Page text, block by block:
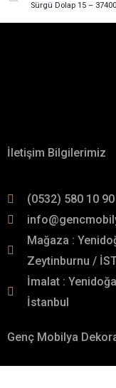
Sürgü Dolap 15 –
İletişim Bilgilerimiz
(0532) 580 10 90
Mağaza :
Zeytinburnu /
İmalat :
İstanbul
Genç Mobilya